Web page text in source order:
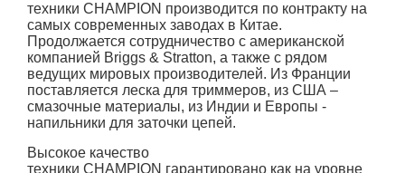
техники CHAMPION производится по контракту на
самых современных заводах в Китае.
Продолжается сотрудничество с американской
компанией Briggs & Stratton, а также с рядом
ведущих мировых производителей. Из Франции
поставляется леска для триммеров, из США –
смазочные материалы, из Индии и Европы -
напильники для заточки цепей.
Высокое качество
техники CHAMPION гарантировано как на уровне